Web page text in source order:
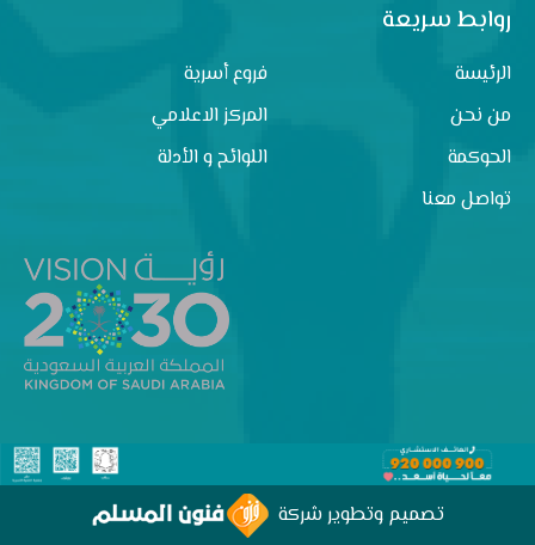
روابط سريعة
الرئيسة
فروع أسرية
من نحن
المركز الاعلامي
الحوكمة
اللوائح و الأدلة
تواصل معنا
تصميم وتطوير شركة